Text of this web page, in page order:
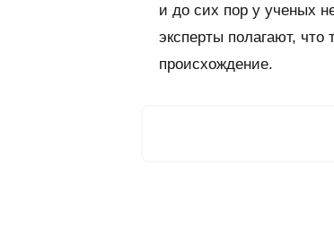
и до сих пор у ученых
эксперты полагают, что
происхождение.